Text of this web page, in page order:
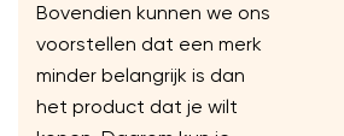
Bovendien kunnen we ons
voorstellen dat een merk
minder belangrijk is dan
het product dat je wilt